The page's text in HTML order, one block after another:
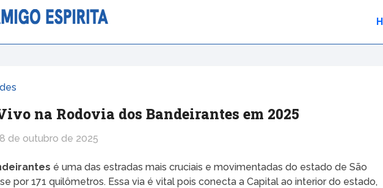
na Rodovia dos Bandeirantes em 2025
8 de outubro de 2025
é uma das estradas mais cruciais e movimentadas do estado de São
por 171 quilômetros. Essa via é vital pois conecta a Capital ao interior do estado,